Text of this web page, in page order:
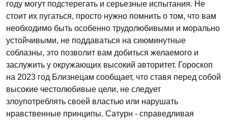
году могут подстерегать и серьезные испытания. Не
стоит их пугаться, просто нужно помнить о том, что вам
необходимо быть особенно трудолюбивыми и морально
устойчивыми, не поддаваться на сиюминутные
соблазны, это позволит вам добиться желаемого и
заслужить у окружающих высокий авторитет. Гороскоп
на 2023 год Близнецам сообщает, что ставя перед собой
высокие честолюбивые цели, не следует
злоупотреблять своей властью или нарушать
нравственные принципы. Сатурн - справедливая